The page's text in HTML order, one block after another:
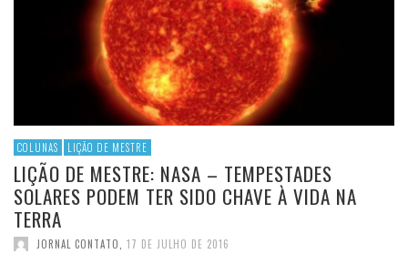
COLUNAS LIÇÃO DE MESTRE
LIÇÃO DE MESTRE: NASA – TEMPESTADES
SOLARES PODEM TER SIDO CHAVE À VIDA NA
TERRA
JORNAL CONTATO 17 DE JULHO DE 2016